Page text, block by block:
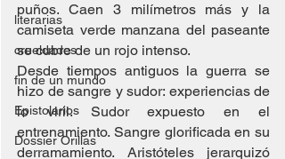
literarias
crueldades
fin de un mundo
Epistolarios
Dossier Orillas
puños. Caen 3 milímetros más y la
camiseta verde manzana del paseante
se cubre de un rojo intenso.
Desde tiempos antiguos la guerra se
hizo de sangre y sudor: experiencias de
lo viril. Sudor expuesto en el
entrenamiento. Sangre glorificada en su
derramamiento. Aristóteles jerarquizó